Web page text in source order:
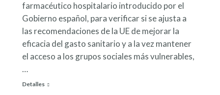
farmacéutico hospitalario introducido por el
Gobierno español, para verificar si se ajusta a
las recomendaciones de la UE de mejorar la
eficacia del gasto sanitario y a la vez mantener
el acceso a los grupos sociales más vulnerables,
…
Detalles